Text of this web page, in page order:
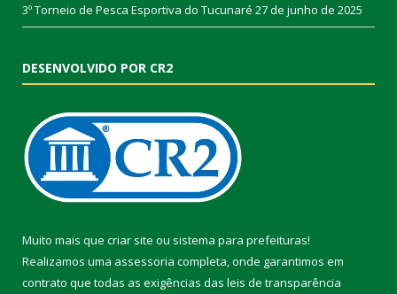
3º Torneio de Pesca Esportiva do Tucunaré 27 de junho de 2025
DESENVOLVIDO POR CR2
Muito mais que criar site ou sistema para prefeituras!
Realizamos uma assessoria completa, onde garantimos em
contrato que todas as exigências das leis de transparência